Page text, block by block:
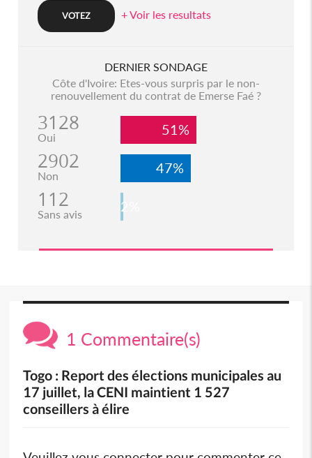
+ Voir les resultats
DERNIER SONDAGE
Côte d'Ivoire: Etes-vous surpris par le non-
renouvellement du contrat de Emerse Faé ?
3128
Oui 51%
2902
Non 47%
112
Sans avis 2%
1 Commentaire(s)
Togo : Report des élections municipales au
17 juillet, la CENI maintient 1 527
conseillers à élire